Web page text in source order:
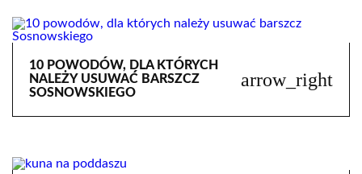
10 POWODÓW, DLA KTÓRYCH
NALEŻY USUWAĆ BARSZCZ
SOSNOWSKIEGO
arrow_right